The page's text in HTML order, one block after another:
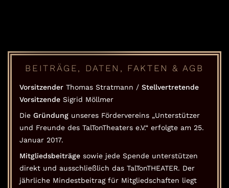
BEITRÄGE, DATEN, FAKTEN & AGB
Vorsitzender Thomas Stratmann / Stellvertretende
Vorsitzende Sigrid Möllmer
Die Gründung unseres Fördervereins „Unterstützer
und Freunde des TalTonTheaters e.V.“ erfolgte am 25.
Januar 2017.
Mitgliedsbeiträge sowie jede Spende unterstützen
direkt und ausschließlich das TalTonTHEATER. Der
jährliche Mindestbeitrag für Mitgliedschaften liegt